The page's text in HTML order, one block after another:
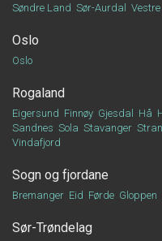
Søndre Land Sør-Aurdal Vestre
Oslo
Oslo
Rogaland
Eigersund Finnøy Gjesdal Hå
Sandnes Sola Stavanger
Vindafjord
Sogn og fjordane
Bremanger Eid Førde Gloppen
Sør-Trøndelag